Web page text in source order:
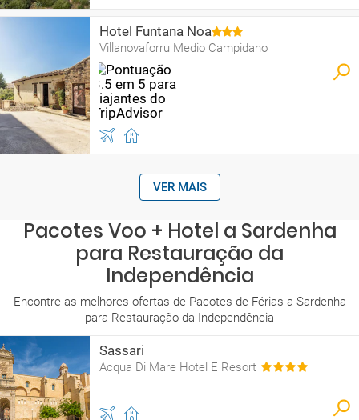
Hotel Funtana Noa
Villanovaforru Medio Campidano
VER MAIS
Pacotes Voo + Hotel a Sardenha
para Restauração da
Independência
Encontre as melhores ofertas de Pacotes de Férias a Sardenha
para Restauração da Independência
Sassari
Acqua Di Mare Hotel E Resort